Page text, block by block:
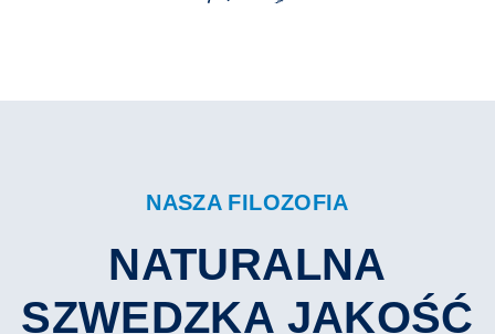
NASZA FILOZOFIA
NATURALNA
SZWEDZKA JAKOŚĆ